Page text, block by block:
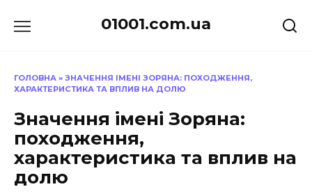
до
01001.com.ua
ГОЛОВНА » ЗНАЧЕННЯ ІМЕНІ ЗОРЯНА: ПОХОДЖЕННЯ,
ХАРАКТЕРИСТИКА ТА ВПЛИВ НА ДОЛЮ
Значення імені Зоряна:
походження,
характеристика та вплив на
долю